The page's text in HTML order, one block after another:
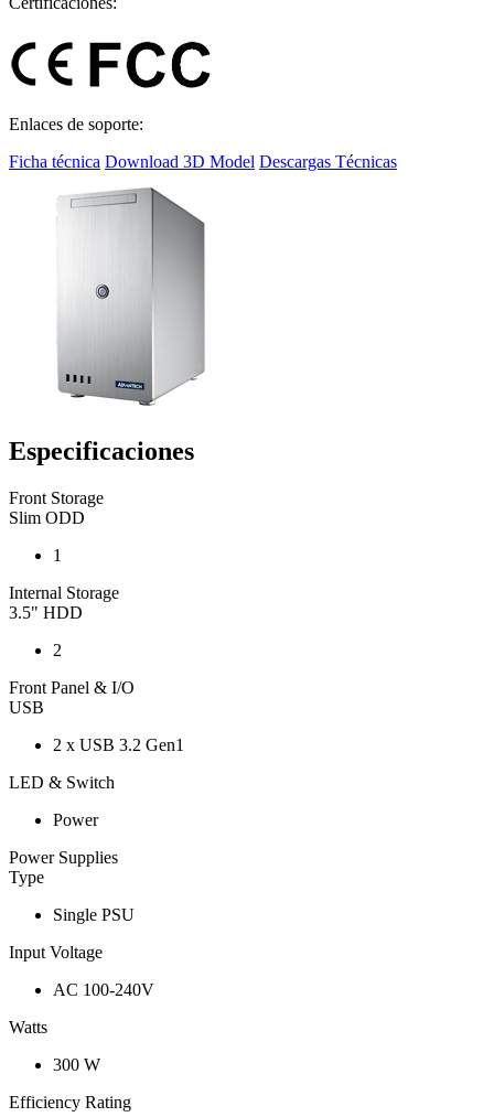
Enlaces de soporte:
Ficha técnica Download 3D Model Descargas Técnicas
Especificaciones
Front Storage
Slim ODD
1
Internal Storage
3.5" HDD
2
Front Panel & I/O
USB
2 x USB 3.2 Gen1
LED & Switch
Power
Power Supplies
Type
Single PSU
Input Voltage
AC 100-240V
Watts
300 W
Efficiency Rating